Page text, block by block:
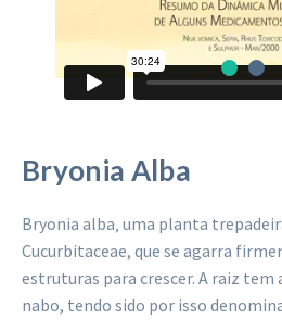
Bryonia Alba
Bryonia alba‚ uma planta
Cucurbitaceae, que se agarra
estruturas para crescer. A raiz tem
nabo, tendo sido por isso